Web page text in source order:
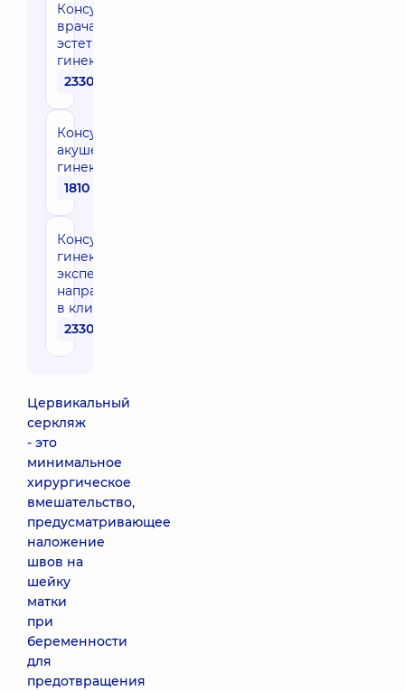
Консультация
врача по
эстетической
гинекологии
2330 грн
Консультация
акушера-
гинеколога
1810 грн
Консультация
гинеколога
эксперта
направления
в клинике
2330 грн
Цервикальный
серкляж
- это
минимальное
хирургическое
вмешательство,
предусматривающее
наложение
швов на
шейку
матки
при
беременности
для
предотвращения